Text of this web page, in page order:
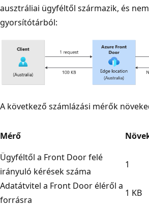
ausztráliai ügyféltől származik, és
gyorsítótárból:
A következő számlázási mérők
Mérő
Ügyféltől a Front Door felé
irányuló kérések száma
1
Adatátvitel a Front Door éléről a
forrásra
1 KB